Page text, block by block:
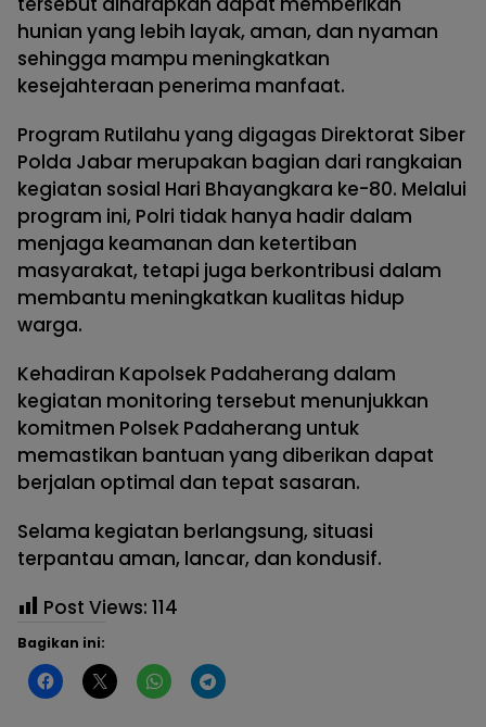
hunian yang lebih layak, aman, dan nyaman
sehingga mampu meningkatkan
kesejahteraan penerima manfaat.
Program Rutilahu yang digagas Direktorat Siber
Polda Jabar merupakan bagian dari rangkaian
kegiatan sosial Hari Bhayangkara ke-80. Melalui
program ini, Polri tidak hanya hadir dalam
menjaga keamanan dan ketertiban
masyarakat, tetapi juga berkontribusi dalam
membantu meningkatkan kualitas hidup
warga.
Kehadiran Kapolsek Padaherang dalam
kegiatan monitoring tersebut menunjukkan
komitmen Polsek Padaherang untuk
memastikan bantuan yang diberikan dapat
berjalan optimal dan tepat sasaran.
Selama kegiatan berlangsung, situasi
terpantau aman, lancar, dan kondusif.
Post Views: 114
Bagikan ini: